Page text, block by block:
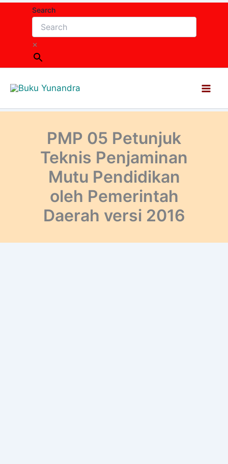
Search
×
PMP 05 Petunjuk
Teknis Penjaminan
Mutu Pendidikan
oleh Pemerintah
Daerah versi 2016